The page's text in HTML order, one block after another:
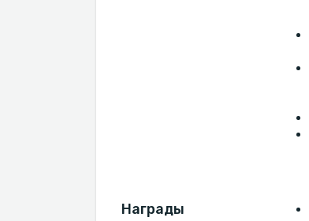
Награды